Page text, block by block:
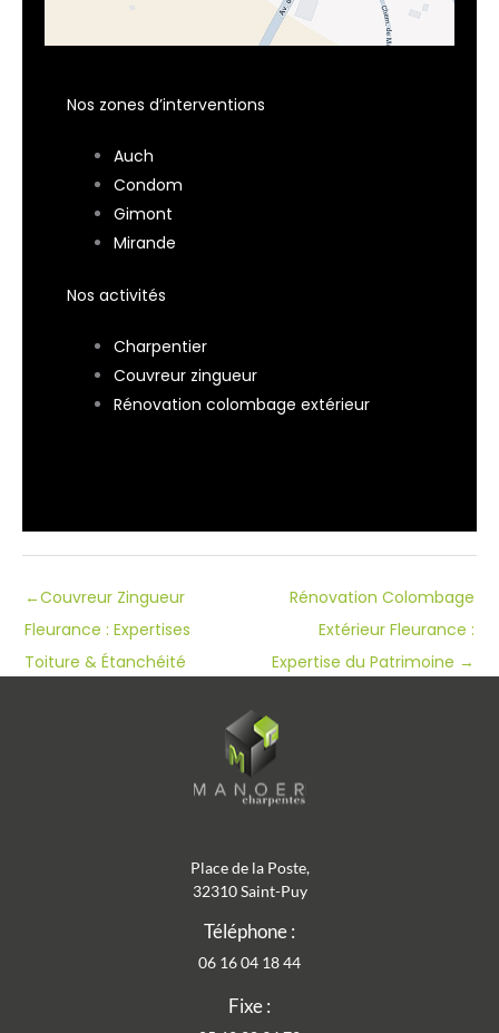
Nos zones d’interventions
Auch
Condom
Gimont
Mirande
Nos activités
Charpentier
Couvreur zingueur
Rénovation colombage extérieur
←Couvreur Zingueur
Fleurance : Expertises
Toiture & Étanchéité
Rénovation Colombage
Extérieur Fleurance :
Expertise du Patrimoine →
Place de la Poste,
32310 Saint-Puy
Téléphone :
06 16 04 18 44
Fixe :